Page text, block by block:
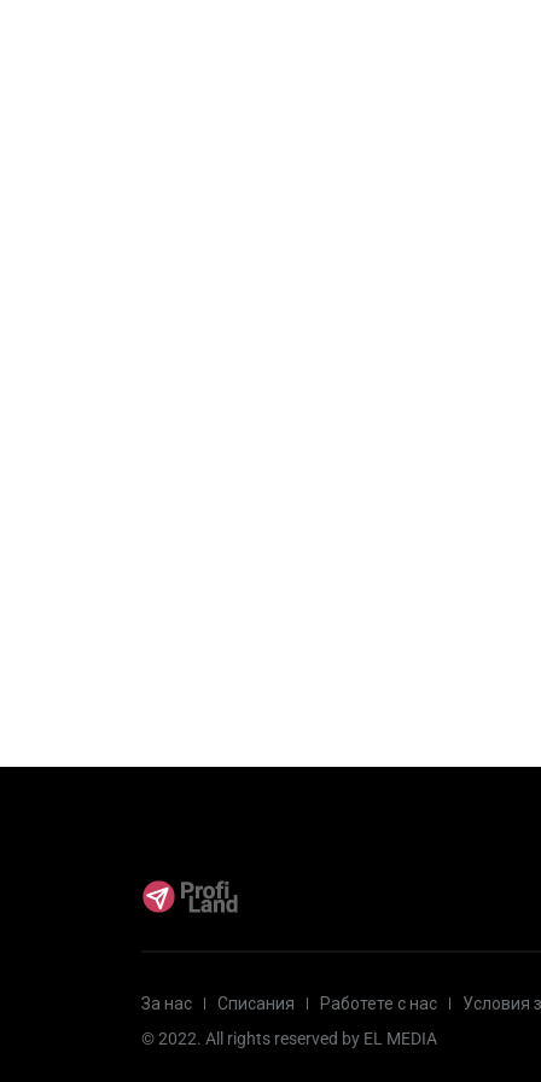
За нас Списания Работете с нас
Условия
© 2022. All rights reserved by EL MEDIA